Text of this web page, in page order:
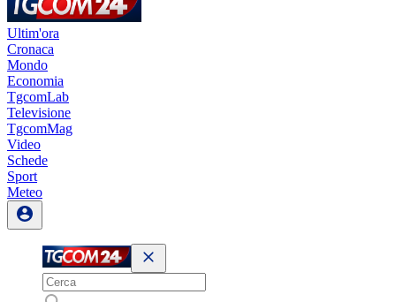
Ultim'ora
Cronaca
Mondo
Economia
TgcomLab
Televisione
TgcomMag
Video
Schede
Sport
Meteo